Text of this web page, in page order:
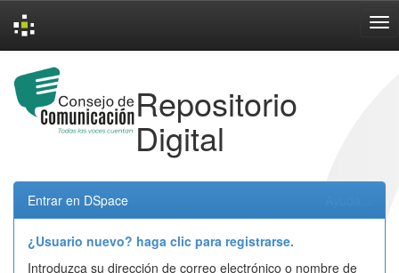
navigation
Repositorio
Digital
Entrar en DSpace
¿Usuario nuevo? haga clic para registrarse.
Introduzca su dirección de correo electrónico o nombre de